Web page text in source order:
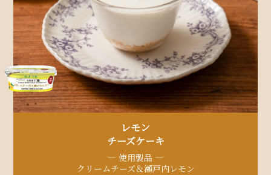
レモン
チーズケーキ
— 使用製品 —
クリームチーズ＆瀬戸内レモン